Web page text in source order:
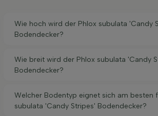
Wie hoch wird der Phlox subulata 'Candy
Bodendecker?
Wie breit wird der Phlox subulata 'Candy
Bodendecker?
Welcher Bodentyp eignet sich am besten
subulata 'Candy Stripes' Bodendecker?